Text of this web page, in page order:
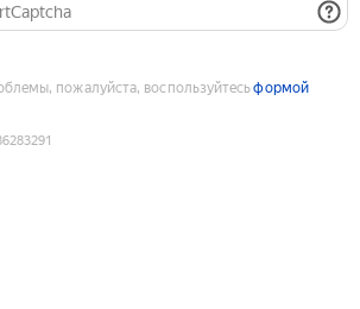
пожалуйста, воспользуйтесьформой